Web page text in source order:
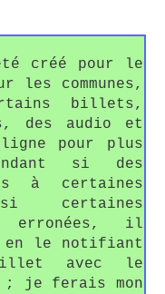
créé pour le
les communes,
billets,
des audio et
pour plus
si des
à certaines
certaines
erronées, il
en le notifiant
avec le
; je ferais mon